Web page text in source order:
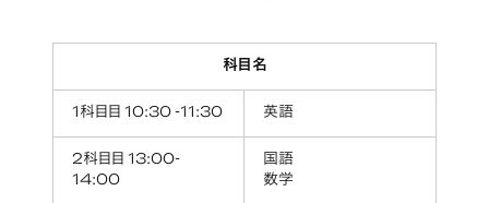
科目名
1科目目 10:30 -11:30 英語
2科目目 13:00-
14:00
国語
数学